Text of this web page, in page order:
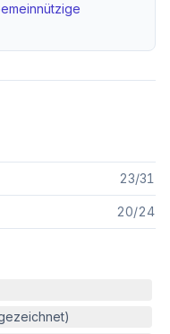
23/31
20/24